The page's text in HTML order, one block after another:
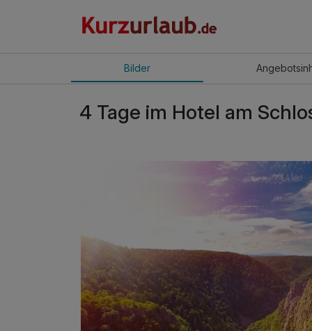
Bilder Angebot
4 Tage im Hotel am